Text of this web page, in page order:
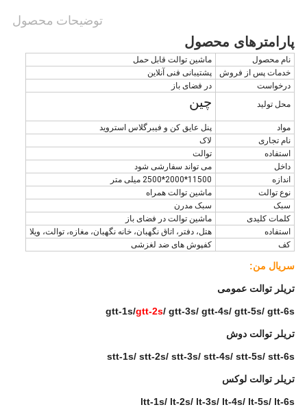
توضیحات محصول
پارامترهای محصول
نام محصول
ماشین توالت قابل حمل
خدمات پس از فروش
پشتیبانی فنی آنلاین
درخواست
در فضای باز
محل تولید
چین
مواد
پنل عایق کن و فیبرگلاس استروید
نام تجاری
لاک
استفاده
توالت
داخل
می تواند سفارشی شود
اندازه
11500*2000*2500 میلی متر
نوع توالت
ماشین توالت همراه
سبک
سبک مدرن
کلمات کلیدی
ماشین توالت در فضای باز
استفاده
هتل، دفتر، اتاق نگهبان، خانه نگهبان، مغازه، توالت، ویلا
کف
کفپوش های ضد لغزشی
سریال من:
تریلر توالت عمومی
gtt-1s/gtt-2s/ gtt-3s/ gtt-4s/ gtt-5s/ gtt-6s
تریلر توالت دوش
stt-1s/ stt-2s/ stt-3s/ stt-4s/ stt-5s/ stt-6s
تریلر توالت لوکس
ltt-1s/ lt-2s/ lt-3s/ lt-4s/ lt-5s/ lt-6s